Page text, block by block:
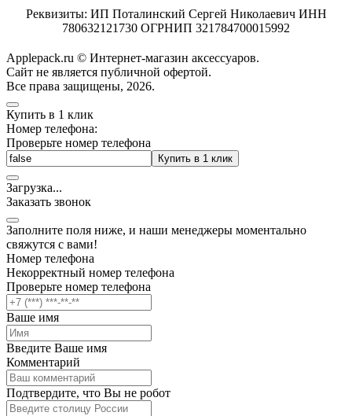
Реквизиты: ИП Поталинский Сергей Николаевич ИНН
780632121730 ОГРНИП 321784700015992
Applepack.ru © Интернет-магазин аксессуаров.
Cайт не является публичной офертой.
Все права защищены, 2026.
Купить в 1 клик
Номер телефона:
Проверьте номер телефона
Купить в 1 клик
Загрузка...
Заказать звонок
Заполните поля ниже, и наши менеджеры моментально
свяжутся с вами!
Номер телефона
Некорректный номер телефона
Проверьте номер телефона
Ваше имя
Введите Ваше имя
Комментарий
Подтвердите, что Вы не робот